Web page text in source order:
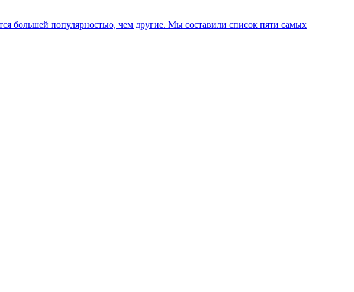
большей популярностью, чем другие. Мы составили список пяти самых